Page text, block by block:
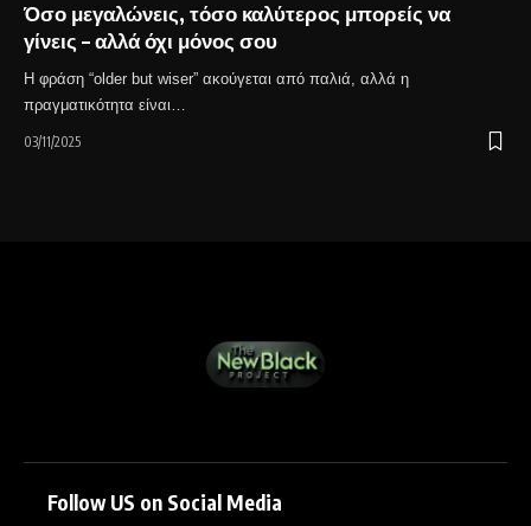
Όσο μεγαλώνεις, τόσο καλύτερος μπορείς να
γίνεις – αλλά όχι μόνος σου
Η φράση “older but wiser” ακούγεται από παλιά, αλλά η
πραγματικότητα είναι…
03/11/2025
Follow US on Social Media